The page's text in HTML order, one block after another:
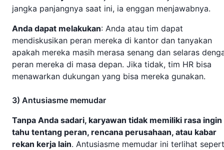
jangka panjangnya saat ini, ia enggan menjawabnya.
Anda dapat melakukan: Anda atau tim dapat
mendiskusikan peran mereka di kantor dan tanyakan
apakah mereka masih merasa senang dan selaras
peran mereka di masa depan. Jika tidak, tim HR bisa
menawarkan dukungan yang bisa mereka gunakan.
3) Antusiasme memudar
Tanpa Anda sadari, karyawan tidak memiliki rasa ingin
tahu tentang peran, rencana perusahaan, atau kabar
rekan kerja lain. Antusiasme memudar ini terlihat